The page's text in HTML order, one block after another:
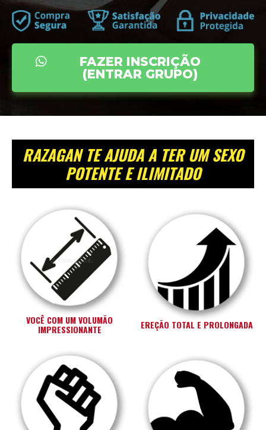
FAZER INSCRIÇÃO
(ENTRAR GRUPO)
RAZAGAN TE AJUDA A TER UM SEXO
POTENTE E ILIMITADO
VOCÊ COM UM VOLUMÃO
IMPRESSIONANTE EREÇÃO TOTAL E PROLONGADA